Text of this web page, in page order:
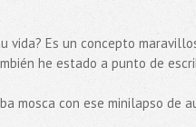
Es un concepto
he estado a punto de
mosca con ese minilapso de